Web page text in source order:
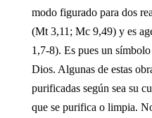
modo figurado para dos
(Mt 3,11; Mc 9,49) y es
1,7-8). Es pues un
Dios. Algunas de estas
purificadas según sea su
que se purifica o limpia.